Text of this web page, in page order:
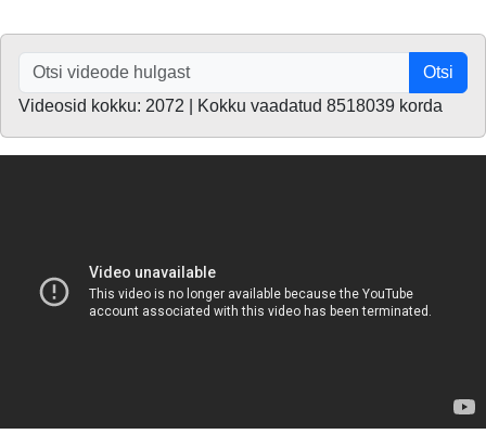
Otsi
Videosid kokku: 2072 | Kokku vaadatud 8518039 korda